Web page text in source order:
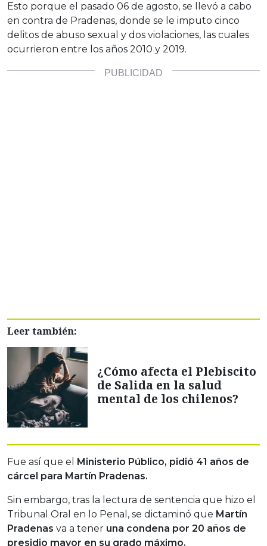
Esto porque el pasado 06 de agosto, se llevó a cabo
en contra de Pradenas, donde se le imputo cinco
delitos de abuso sexual y dos violaciones, las cuales
ocurrieron entre los años 2010 y 2019.
Leer también:
¿Cómo afecta el Plebiscito
de Salida en la salud
mental de los chilenos?
Fue así que el
Ministerio Público, pidió 41 años de
cárcel para Martín Pradenas.
Sin embargo, tras la lectura de sentencia que hizo el
Tribunal Oral en lo Penal, se dictaminó que Martín
Pradenas va a tener una condena por 20 años de
presidio mayor en su grado máximo.